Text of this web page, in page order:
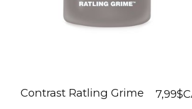
Contrast Ratling Grime